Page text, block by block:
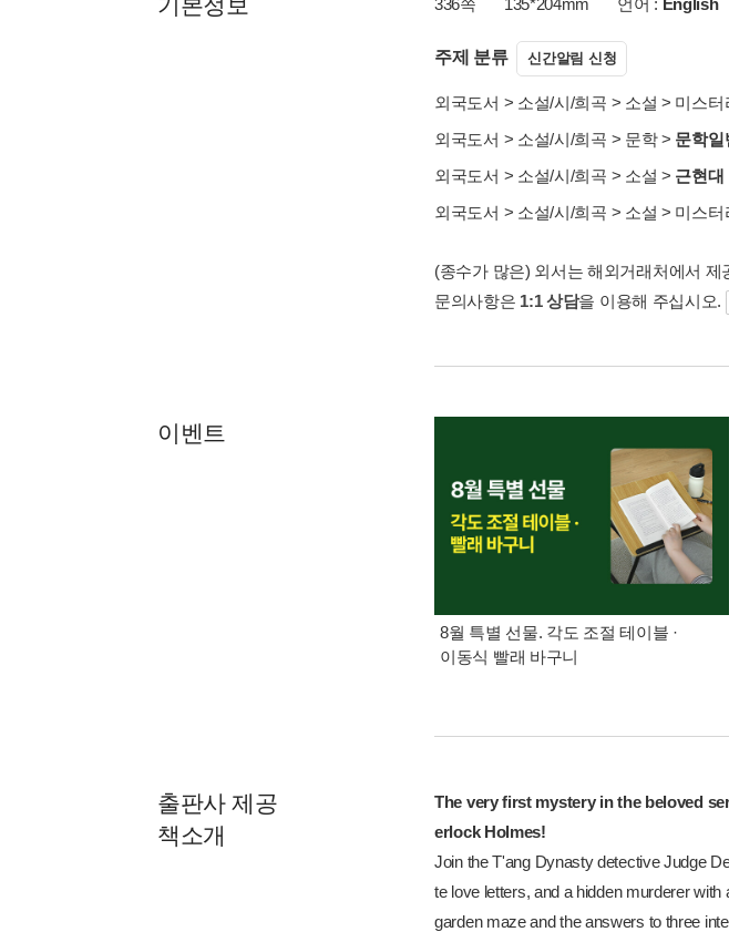
336쪽 135*204mm 언어 : English
주제 분류 신간알림 신청
외국도서 > 소설/시/희곡 > 소설 > 미스터
외국도서 > 소설/시/희곡 > 문학> 문학일
외국도서 > 소설/시/희곡 > 소설 > 근현대
외국도서 > 소설/시/희곡 > 소설 > 미스터
(종수가 많은) 외서는 해외거래처에서
문의사항은 1:1 상담을 이용해 주십시오.
이벤트
8월 특별 선물. 각도 조절 테이블 ·
이동식 빨래 바구니
출판사 제공
책소개
The very first mystery in the beloved
erlock Holmes!
Join the T'ang Dynasty detective Judge
te love letters, and a hidden murderer
garden maze and the answers to three